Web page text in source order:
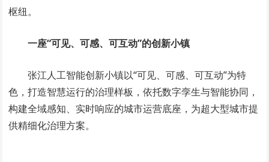
枢纽。
一座“可见、可感、可互动”的创新小镇
张江人工智能创新小镇以“可见、可感、可互动”为特
色，打造智慧运行的治理样板，依托数字孪生与智能协同，
构建全域感知、实时响应的城市运营底座，为超大型城市提
供精细化治理方案。